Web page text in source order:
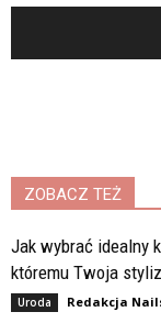
ZOBACZ TEŻ
Jak wybrać idealny
któremu Twoja
Uroda Redakcja